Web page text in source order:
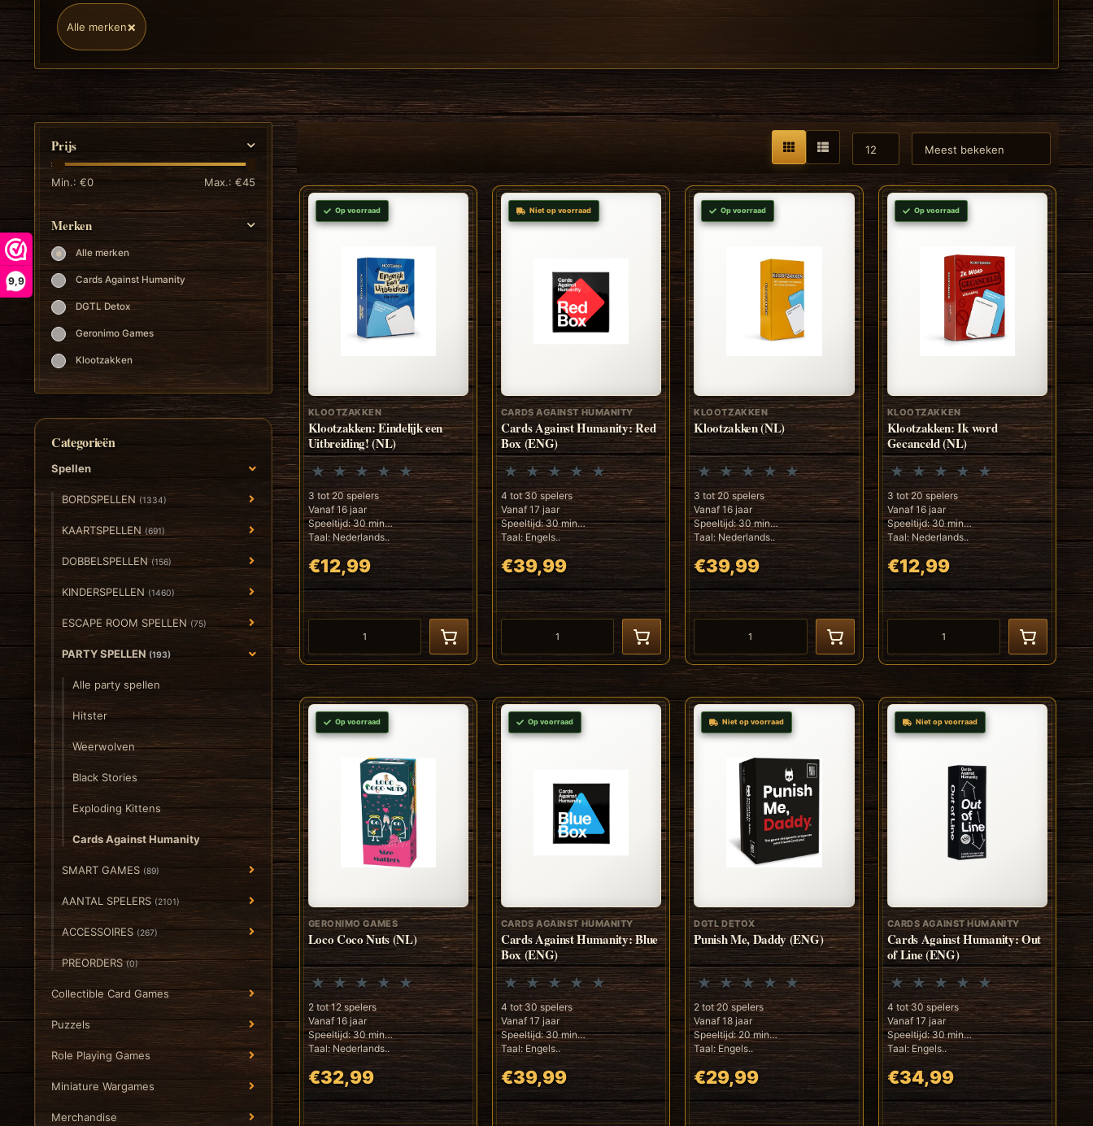
9,9
Alle merken×
Prijs
Min.: €0 Max.: €45
Merken
Alle merken
Cards Against Humanity
DGTL Detox
Geronimo Games
Klootzakken
Categorieën
Spellen
BORDSPELLEN (1334)
KAARTSPELLEN (691)
DOBBELSPELLEN(156)
KINDERSPELLEN (1460)
ESCAPE ROOM SPELLEN(75)
PARTY SPELLEN (193)
Alle party spellen
Hitster
Weerwolven
Black Stories
Exploding Kittens
Cards Against Humanity
SMART GAMES (89)
AANTAL SPELERS (2101)
ACCESSOIRES (267)
PREORDERS(0)
Collectible Card Games
Puzzels
Role Playing Games
Miniature Wargames
Merchandise
Op voorraad
KLOOTZAKKEN
Klootzakken: Eindelijk een
Uitbreiding! (NL)
3 tot 20 spelers
Vanaf 16 jaar
Speeltijd: 30 min
Taal: Nederlands..
€12,99
Niet op voorraad
CARDS AGAINST HUMANITY
Cards Against Humanity: Red
Box (ENG)
4 tot 30 spelers
Vanaf 17 jaar
Speeltijd: 30 min
Taal: Engels..
€39,99
Op voorraad
KLOOTZAKKEN
Klootzakken (NL)
3 tot 20 spelers
Vanaf 16 jaar
Speeltijd: 30 min
Taal: Nederlands..
€39,99
Op voorraad
KLOOTZAKKEN
Klootzakken: Ik word
Gecanceld (NL)
3 tot 20 spelers
Vanaf 16 jaar
Speeltijd: 30 min
Taal: Nederlands..
€12,99
Op voorraad
GERONIMO GAMES
Loco Coco Nuts (NL)
2 tot 12 spelers
Vanaf 16 jaar
Speeltijd: 30 min
Taal: Nederlands..
€32,99
Op voorraad
CARDS AGAINST HUMANITY
Cards Against Humanity: Blue
Box (ENG)
4 tot 30 spelers
Vanaf 17 jaar
Speeltijd: 30 min
Taal: Engels..
€39,99
Niet op voorraad
DGTL DETOX
Punish Me, Daddy (ENG)
2 tot 20 spelers
Vanaf 18 jaar
Speeltijd: 20 min
Taal: Engels..
€29,99
Niet op voorraad
CARDS AGAINST HUMANITY
Cards Against Humanity: Out
of Line (ENG)
4 tot 30 spelers
Vanaf 17 jaar
Speeltijd: 30 min
Taal: Engels..
€34,99